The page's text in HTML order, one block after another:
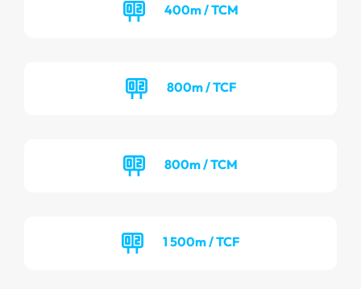
400m / TCM
800m / TCF
800m / TCM
1 500m / TCF